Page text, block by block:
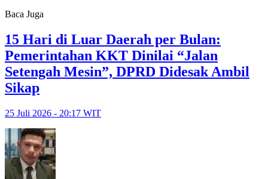
Baca Juga
15 Hari di Luar Daerah per Bulan:
Pemerintahan KKT Dinilai “Jalan
Setengah Mesin”, DPRD Didesak Ambil
Sikap
25 Juli 2026 - 20:17 WIT